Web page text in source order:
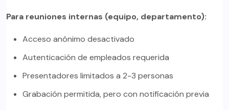
Para reuniones internas (equipo, departamento):
Acceso anónimo desactivado
Autenticación de empleados requerida
Presentadores limitados a 2-3 personas
Grabación permitida, pero con notificación previa